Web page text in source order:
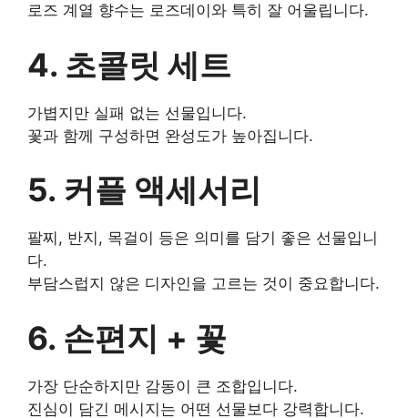
로즈 계열 향수는 로즈데이와 특히 잘 어울립니다.
4. 초콜릿 세트
가볍지만 실패 없는 선물입니다.
꽃과 함께 구성하면 완성도가 높아집니다.
5. 커플 액세서리
팔찌, 반지, 목걸이 등은 의미를 담기 좋은 선물입니
다.
부담스럽지 않은 디자인을 고르는 것이 중요합니다.
6. 손편지 + 꽃
가장 단순하지만 감동이 큰 조합입니다.
진심이 담긴 메시지는 어떤 선물보다 강력합니다.